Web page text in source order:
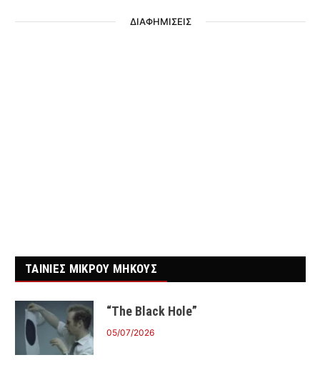
ΔΙΑΦΗΜΙΣΕΙΣ
ΤΑΙΝΙΕΣ ΜΙΚΡΟΥ ΜΗΚΟΥΣ
“The Black Hole”
05/07/2026